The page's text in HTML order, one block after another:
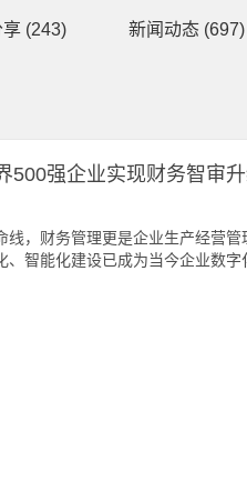
享 (243) 新闻动态 (697)
500强企业实现财务智审
线，财务管理更是企业生产经营
、智能化建设已成为当今企业数